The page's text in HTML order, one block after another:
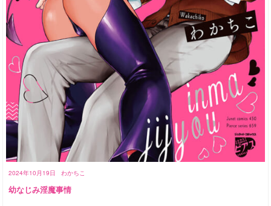
2024年10月19日 わかちこ
幼なじみ淫魔事情